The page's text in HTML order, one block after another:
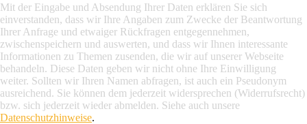
Mit der Eingabe und Absendung Ihrer Daten erklären Sie sich
einverstanden, dass wir Ihre Angaben zum Zwecke der Beantwortung
Ihrer Anfrage und etwaiger Rückfragen entgegennehmen,
zwischenspeichern und auswerten, und dass wir Ihnen interessante
Informationen zu Themen zusenden, die wir auf unserer Webseite
behandeln. Diese Daten geben wir nicht ohne Ihre Einwilligung
weiter. Sollten wir Ihren Namen abfragen, ist auch ein Pseudonym
ausreichend. Sie können dem jederzeit widersprechen (Widerrufsrecht)
bzw. sich jederzeit wieder abmelden. Siehe auch unsere
Datenschutzhinweise.